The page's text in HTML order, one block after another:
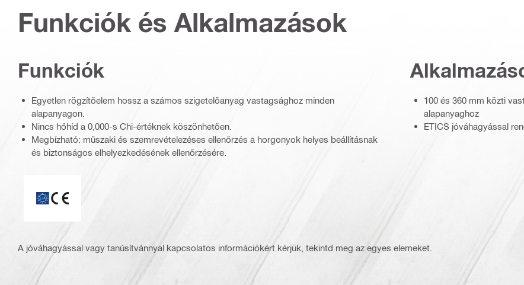
Funkciók és Alkalmazások
Funkciók
Egyetlen rögzítőelem hossz a számos szigetelőanyag vastagsághoz minden
alapanyagon.
Nincs hőhíd a 0,000-s Chi-értéknek köszönhetően.
Megbízható: műszaki és szemrevételezéses ellenőrzés a horgonyok helyes beállításnak
és biztonságos elhelyezkedésének ellenőrzésére.
100 és 360 mm közti
alapanyaghoz
ETICS jóváhagyással
A jóváhagyással vagy tanúsítvánnyal kapcsolatos információkért kérjük, tekintd meg az egyes elemeket.